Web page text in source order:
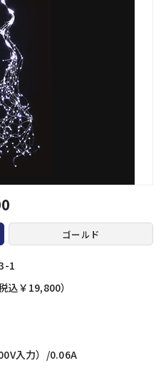
ゴールド
1
込￥19,800）
入力）/0.06A